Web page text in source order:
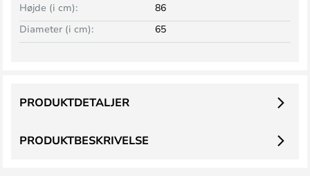
Højde (i cm):
86
Diameter (i cm):
65
PRODUKTBESKRIVELSE
PRODUKTDETALJER